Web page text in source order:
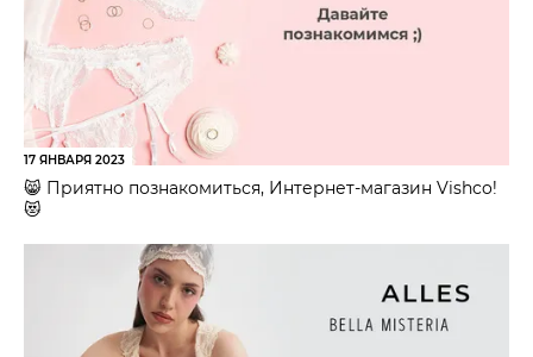
17 ЯНВАРЯ 2023
😸 Приятно познакомиться, Интернет-магазин Vishco!
😻